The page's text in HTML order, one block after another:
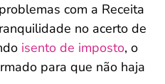
com a Receita
no acerto de
isento de imposto, o
para que não haja